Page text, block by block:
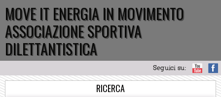
MOVE IT ENERGIA IN MOVIMENTO
ASSOCIAZIONE SPORTIVA
DILETTANTISTICA
Seguici su:
RICERCA